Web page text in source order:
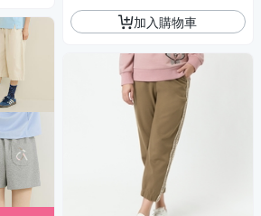
加入購物車